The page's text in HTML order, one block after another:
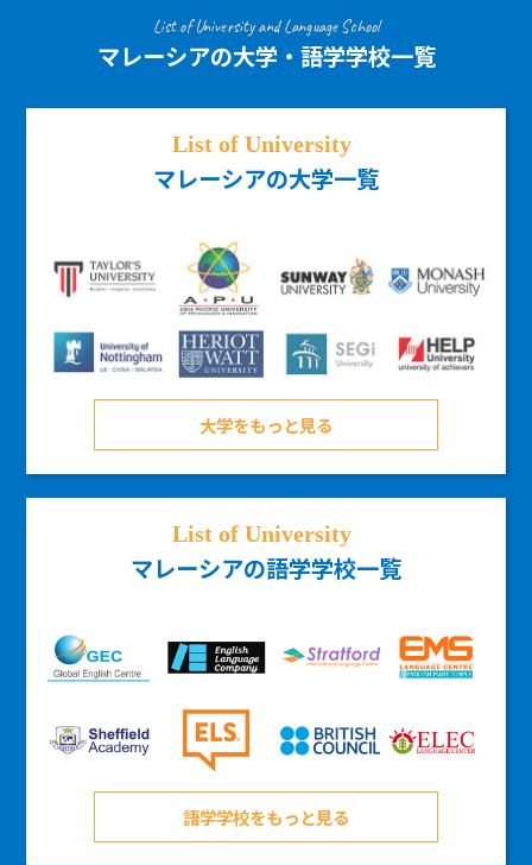
List of University and Language School
マレーシアの大学・語学学校一覧
マレーシアの大学一覧
大学をもっと見る
マレーシアの語学学校一覧
語学学校をもっと見る